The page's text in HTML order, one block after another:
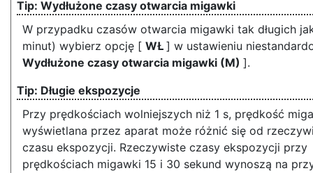
Wydłużone czasy otwarcia migawki
W przypadku czasów otwarcia migawki tak długich
minut) wybierz opcję [ WŁ ] w ustawieniu
Wydłużone czasy otwarcia migawki (M) ].
Długie ekspozycje
Przy prędkościach wolniejszych niż 1 s, prędkość
wyświetlana przez aparat może różnić się od
czasu ekspozycji. Rzeczywiste czasy ekspozycji przy
prędkościach migawki 15 i 30 sekund wynoszą na